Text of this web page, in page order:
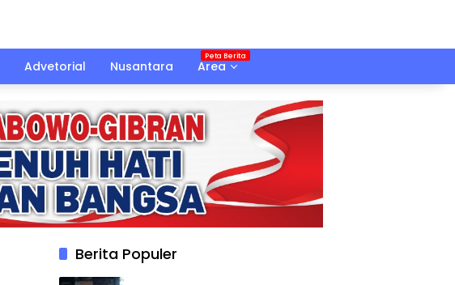
Advetorial Nusantara Area
Berita Populer